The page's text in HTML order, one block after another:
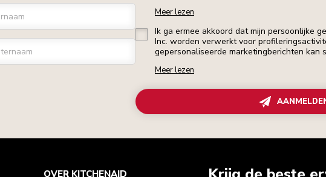
Meer lezen
Ik ga ermee akkoord dat mijn persoonlijke
Inc. worden verwerkt voor
gepersonaliseerde marketingberichten kan
Meer lezen
OVER KITCHENAID